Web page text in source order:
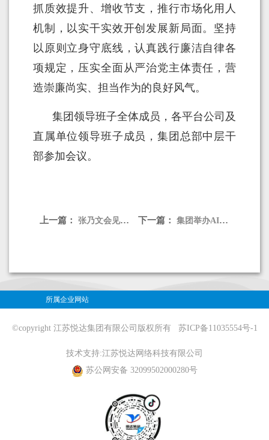
抓质效提升、增收节支，推行市场化用人
机制，以实干实效开创发展新局面。坚持
以原则立身守底线，认真践行廉洁自律各
项规定，压实全面从严治党主体责任，营
造崇廉尚实、担当作为的良好风气。
集团领导班子全体成员，各平台公司及
直属单位领导班子成员，集团总部中层干
部参加会议。
上一篇：张乃文会见中信证券江苏分公司党委书记、总经理唐乃军 下一篇：集团举办AI专题培训
所属企业网站
©copyright 江苏悦达集团有限公司版权所有 苏ICP备11035554号-1
技术支持:江苏悦达网络科技有限公司
苏公网安备 32099502000280号